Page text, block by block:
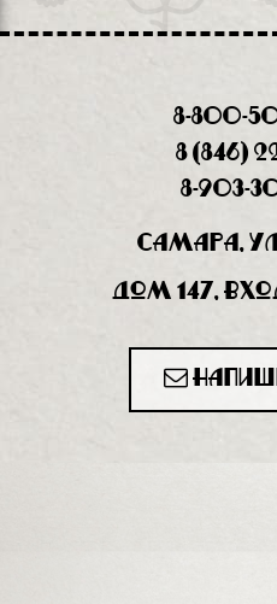
8-800-
8 (846)
8-903-
Самара,
дом 147,